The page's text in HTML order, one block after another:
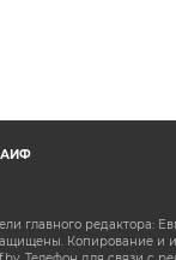
АИФ
главного редактора:
Копирование и